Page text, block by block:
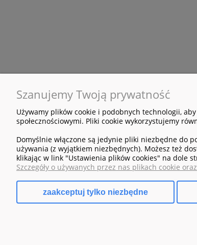
POMOC
Regulamin sklepu
Zwroty i reklamacje
MOJE
Twoje
Ulubione
Szanujemy Twoją prywatność
Używamy plików cookie i podobnych technologii,
społecznościowymi. Pliki cookie wykorzystujemy
Domyślnie włączone są jedynie pliki niezbędne do
używania (z wyjątkiem niezbędnych). Możesz też
klikając w link "Ustawienia plików cookies" na dole
Szczegóły o używanych przez nas plikach cookie
zaakceptuj tylko niezbędne